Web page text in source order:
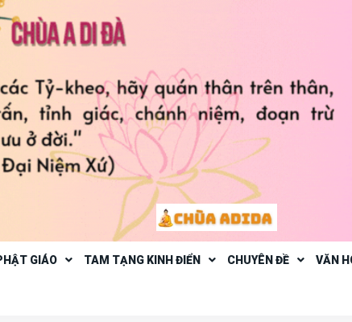
GIÁO TAM TẠNG KINH ĐIỂN CHUYÊN ĐỀ VĂN